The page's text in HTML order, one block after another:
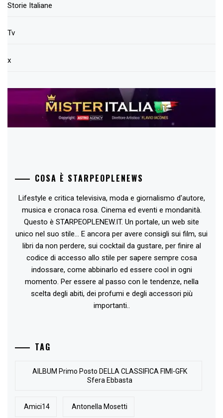
Storie Italiane
Tv
x
COSA È STARPEOPLENEWS
Lifestyle e critica televisiva, moda e giornalismo d'autore,
musica e cronaca rosa. Cinema ed eventi e mondanità.
Questo è STARPEOPLENEW.IT. Un portale, un web site
unico nel suo stile... E ancora per avere consigli sui film, sui
libri da non perdere, sui cocktail da gustare, per finire al
codice di accesso allo stile per sapere sempre cosa
indossare, come abbinarlo ed essere cool in ogni
momento. Per essere al passo con le tendenze, nella
scelta degli abiti, dei profumi e degli accessori più
importanti..
TAG
AlLBUM Primo Posto DELLA CLASSIFICA FIMI-GFK
Sfera Ebbasta
Amici14 Antonella Mosetti